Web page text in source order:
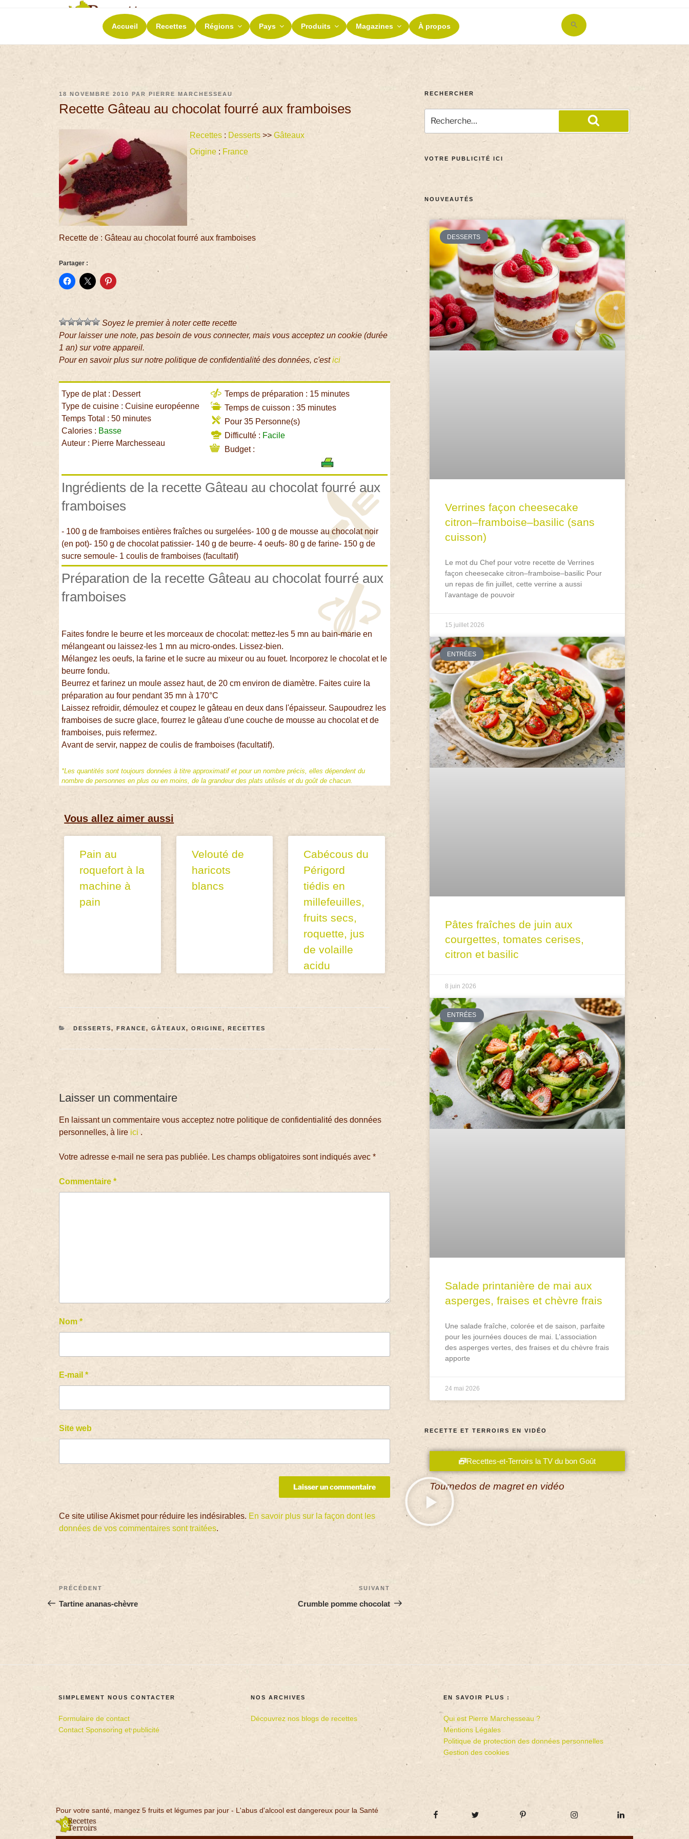
RECETTES ET TERROIRS
La richesse de nos terroirs
Accueil Recettes Régions Pays Produits Magazines À propos
Search
for:
18 NOVEMBRE 2010 PARPIERRE MARCHESSEAU
Recette Gâteau au chocolat fourré aux framboises
Recettes : Desserts >>Gâteaux
Origine : France
Recette de : Gâteau au chocolat fourré aux framboises
Partager :
Soyez le premier à noter cette recette
Pour laisser une note, pas besoin de vous connecter, mais vous acceptez un cookie (durée
1 an) sur votre appareil.
Pour en savoir plus sur notre politique de confidentialité des données, c'estici
Type de plat : Dessert
Type de cuisine : Cuisine européenne
Temps Total : 50 minutes
Calories : Basse
Auteur : Pierre Marchesseau
Temps de préparation : 15 minutes
Temps de cuisson : 35 minutes
Pour 35 Personne(s)
Difficulté : Facile
Budget :
Ingrédients de la recette Gâteau au chocolat fourré aux
framboises
- 100 g de framboises entières fraîches ou surgelées- 100 g de mousse au chocolat noir
(en pot)- 150 g de chocolat patissier- 140 g de beurre- 4 oeufs- 80 g de farine- 150 g de
sucre semoule- 1 coulis de framboises (facultatif)
Préparation de la recette Gâteau au chocolat fourré aux
framboises
Faites fondre le beurre et les morceaux de chocolat: mettez-les 5 mn au bain-marie en
mélangeant ou laissez-les 1 mn au micro-ondes. Lissez-bien.
Mélangez les oeufs, la farine et le sucre au mixeur ou au fouet. Incorporez le chocolat et le
beurre fondu.
Beurrez et farinez un moule assez haut, de 20 cm environ de diamètre. Faites cuire la
préparation au four pendant 35 mn à 170°C
Laissez refroidir, démoulez et coupez le gâteau en deux dans l'épaisseur. Saupoudrez les
framboises de sucre glace, fourrez le gâteau d'une couche de mousse au chocolat et de
framboises, puis refermez.
Avant de servir, nappez de coulis de framboises (facultatif).
*Les quantités sont toujours données à titre approximatif et pour un nombre précis, elles dépendent du
nombre de personnes en plus ou en moins, de la grandeur des plats utilisés et du goût de chacun.
Vous allez aimer aussi
Pain au
roquefort à la
machine à
pain
Velouté de
haricots
blancs
Cabécous du
Périgord
tiédis en
millefeuilles,
fruits secs,
roquette, jus
de volaille
acidu
DESSERTS, FRANCE, GÂTEAUX, ORIGINE, RECETTES
Laisser un commentaire
En laissant un commentaire vous acceptez notre politique de confidentialité des données
personnelles, à lire ici .
Votre adresse e-mail ne sera pas publiée. Les champs obligatoires sont indiqués avec*
Commentaire*
Nom*
E-mail*
Site web
Ce site utilise Akismet pour réduire les indésirables. En savoir plus sur la façon dont les
données de vos commentaires sont traitées.
PRÉCÉDENT
Tartine ananas-chèvre
SUIVANT
Crumble pomme chocolat
RECHERCHER
VOTRE PUBLICITÉ ICI
NOUVEAUTÉS
DESSERTS
Verrines façon cheesecake
citron–framboise–basilic (sans
cuisson)
Le mot du Chef pour votre recette de Verrines
façon cheesecake citron–framboise–basilic Pour
un repas de fin juillet, cette verrine a aussi
l’avantage de pouvoir
15 juillet 2026
ENTRÉES
Pâtes fraîches de juin aux
courgettes, tomates cerises,
citron et basilic
8 juin 2026
ENTRÉES
Salade printanière de mai aux
asperges, fraises et chèvre frais
Une salade fraîche, colorée et de saison, parfaite
pour les journées douces de mai. L’association
des asperges vertes, des fraises et du chèvre frais
apporte
24 mai 2026
RECETTE ET TERROIRS EN VIDÉO
Recettes-et-Terroirs la TV du bon Goût
Tournedos de magret en vidéo
SIMPLEMENT NOUS CONTACTER
Formulaire de contact
Contact Sponsoring et publicité
NOS ARCHIVES
Découvrez nos blogs de recettes
EN SAVOIR PLUS :
Qui est Pierre Marchesseau ?
Mentions Légales
Politique de protection des données personnelles
Gestion des cookies
Pour votre santé, mangez 5 fruits et légumes par jour - L'abus d'alcool est dangereux pour la Santé